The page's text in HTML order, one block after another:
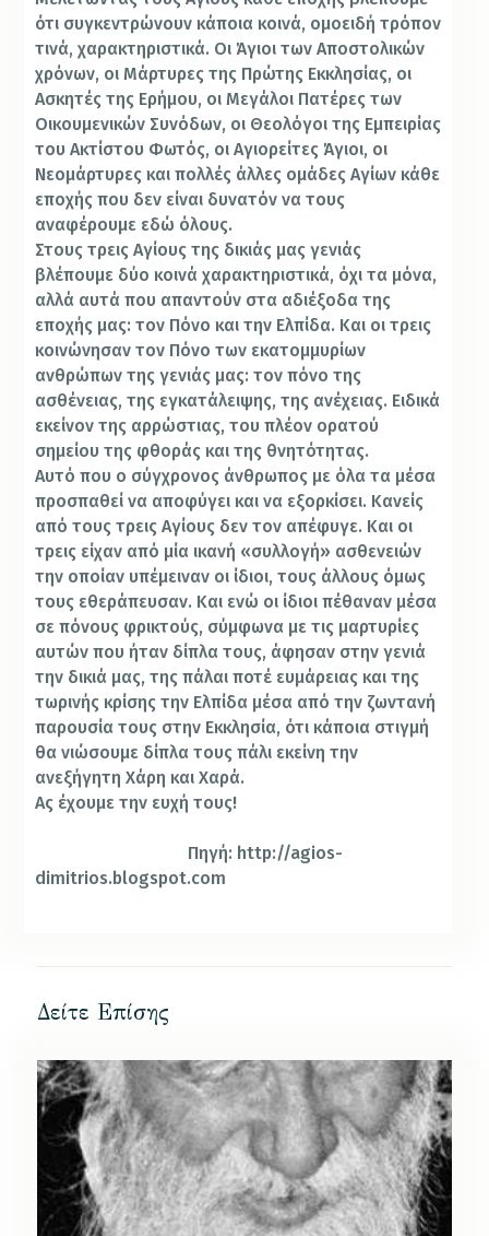
ότι συγκεντρώνουν κάποια κοινά, ομοειδή τρόπον
τινά, χαρακτηριστικά. Οι Άγιοι των Αποστολικών
χρόνων, οι Μάρτυρες της Πρώτης Εκκλησίας, οι
Ασκητές της Ερήμου, οι Μεγάλοι Πατέρες των
Οικουμενικών Συνόδων, οι Θεολόγοι της Εμπειρίας
του Ακτίστου Φωτός, οι Αγιορείτες Άγιοι, οι
Νεομάρτυρες και πολλές άλλες ομάδες Αγίων κάθε
εποχής που δεν είναι δυνατόν να τους
αναφέρουμε εδώ όλους.
Στους τρεις Αγίους της δικιάς μας γενιάς
βλέπουμε δύο κοινά χαρακτηριστικά, όχι τα μόνα,
αλλά αυτά που απαντούν στα αδιέξοδα της
εποχής μας: τον Πόνο και την Ελπίδα. Και οι τρεις
κοινώνησαν τον Πόνο των εκατομμυρίων
ανθρώπων της γενιάς μας: τον πόνο της
ασθένειας, της εγκατάλειψης, της ανέχειας. Ειδικά
εκείνον της αρρώστιας, του πλέον ορατού
σημείου της φθοράς και της θνητότητας.
Αυτό που ο σύγχρονος άνθρωπος με όλα τα μέσα
προσπαθεί να αποφύγει και να εξορκίσει. Κανείς
από τους τρεις Αγίους δεν τον απέφυγε. Και οι
τρεις είχαν από μία ικανή «συλλογή» ασθενειών
την οποίαν υπέμειναν οι ίδιοι, τους άλλους όμως
τους εθεράπευσαν. Και ενώ οι ίδιοι πέθαναν μέσα
σε πόνους φρικτούς, σύμφωνα με τις μαρτυρίες
αυτών που ήταν δίπλα τους, άφησαν στην γενιά
την δικιά μας, της πάλαι ποτέ ευμάρειας και της
τωρινής κρίσης την Ελπίδα μέσα από την ζωντανή
παρουσία τους στην Εκκλησία, ότι κάποια στιγμή
θα νιώσουμε δίπλα τους πάλι εκείνη την
ανεξήγητη Χάρη και Χαρά.
Ας έχουμε την ευχή τους!
Πηγή: http://agios-
dimitrios.blogspot.com
Δείτε Επίσης